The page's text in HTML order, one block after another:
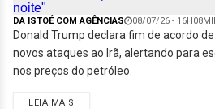
DA ISTOÉ COM AGÊNCIAS 08/07/26 -
Donald Trump declara fim de acordo
novos ataques ao Irã, alertando para
nos preços do petróleo.
LEIA MAIS